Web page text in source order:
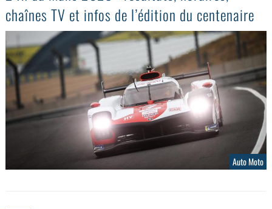
chaînes TV et infos de l’édition du centenaire
Auto Moto